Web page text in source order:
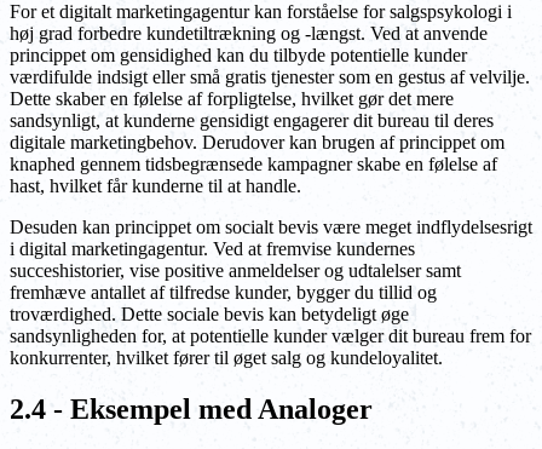
For et digitalt marketingagentur kan forståelse for salgspsykologi i
høj grad forbedre kundetiltrækning og -længst. Ved at anvende
princippet om gensidighed kan du tilbyde potentielle kunder
værdifulde indsigt eller små gratis tjenester som en gestus af velvilje.
Dette skaber en følelse af forpligtelse, hvilket gør det mere
sandsynligt, at kunderne gensidigt engagerer dit bureau til deres
digitale marketingbehov. Derudover kan brugen af princippet om
knaphed gennem tidsbegrænsede kampagner skabe en følelse af
hast, hvilket får kunderne til at handle.
Desuden kan princippet om socialt bevis være meget indflydelsesrigt
i digital marketingagentur. Ved at fremvise kundernes
succeshistorier, vise positive anmeldelser og udtalelser samt
fremhæve antallet af tilfredse kunder, bygger du tillid og
troværdighed. Dette sociale bevis kan betydeligt øge
sandsynligheden for, at potentielle kunder vælger dit bureau frem for
konkurrenter, hvilket fører til øget salg og kundeloyalitet.
2.4 - Eksempel med Analoger